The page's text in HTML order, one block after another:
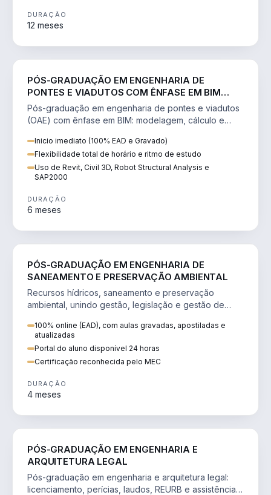
DURAÇÃO
12 meses
PÓS-GRADUAÇÃO EM ENGENHARIA DE
PONTES E VIADUTOS COM ÊNFASE EM BIM
(OAE)
Pós-graduação em engenharia de pontes e viadutos
(OAE) com ênfase em BIM: modelagem, cálculo e
Inicio imediato (100% EAD e Gravado)
Flexibilidade total de horário e ritmo de estudo
Uso de Revit, Civil 3D, Robot Structural Analysis e
SAP2000
DURAÇÃO
6 meses
PÓS-GRADUAÇÃO EM ENGENHARIA DE
SANEAMENTO E PRESERVAÇÃO AMBIENTAL
Recursos hídricos, saneamento e preservação
ambiental, unindo gestão, legislação e gestão de
100% online (EAD), com aulas gravadas, apostiladas e
atualizadas
Portal do aluno disponível 24 horas
Certificação reconhecida pelo MEC
DURAÇÃO
4 meses
PÓS-GRADUAÇÃO EM ENGENHARIA E
ARQUITETURA LEGAL
Pós-graduação em engenharia e arquitetura legal:
licenciamento, perícias, laudos, REURB e assistência